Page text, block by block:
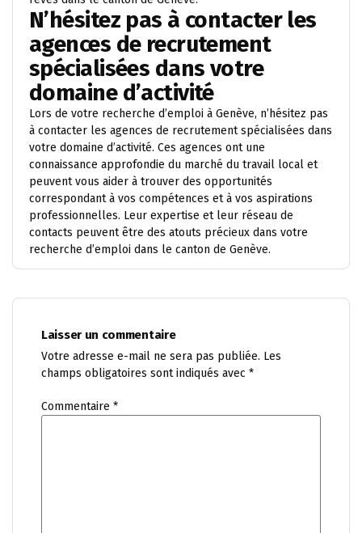
N’hésitez pas à contacter les
agences de recrutement
spécialisées dans votre
domaine d’activité
Lors de votre recherche d’emploi à Genève, n’hésitez pas
à contacter les agences de recrutement spécialisées dans
votre domaine d’activité. Ces agences ont une
connaissance approfondie du marché du travail local et
peuvent vous aider à trouver des opportunités
correspondant à vos compétences et à vos aspirations
professionnelles. Leur expertise et leur réseau de
contacts peuvent être des atouts précieux dans votre
recherche d’emploi dans le canton de Genève.
Laisser un commentaire
Votre adresse e-mail ne sera pas publiée. Les
champs obligatoires sont indiqués avec *
Commentaire *